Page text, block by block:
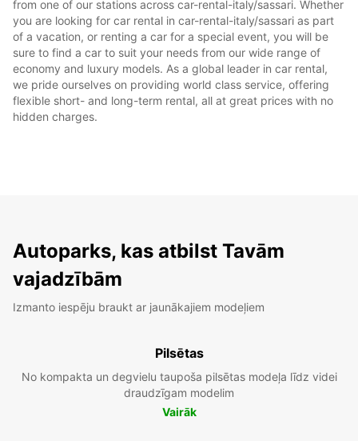
from one of our stations across car-rental-italy/sassari. Whether
you are looking for car rental in car-rental-italy/sassari as part
of a vacation, or renting a car for a special event, you will be
sure to find a car to suit your needs from our wide range of
economy and luxury models. As a global leader in car rental,
we pride ourselves on providing world class service, offering
flexible short- and long-term rental, all at great prices with no
hidden charges.
Autoparks, kas atbilst Tavām
vajadzībām
Izmanto iespēju braukt ar jaunākajiem modeļiem
Pilsētas
No kompakta un degvielu taupoša pilsētas modeļa līdz videi
draudzīgam modelim
Vairāk